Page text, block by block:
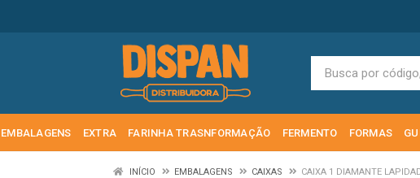
EMBALAGENS EXTRA FARINHA TRASNFORMAÇÃO FERMENTO FORMAS
INÍCIO EMBALAGENS CAIXAS CAIXA 1 DIAMANTE